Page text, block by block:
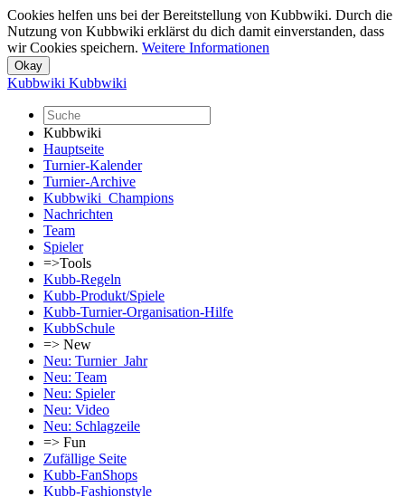
Cookies helfen uns bei der Bereitstellung von Kubbwiki. Durch die
Nutzung von Kubbwiki erklärst du dich damit einverstanden, dass
wir Cookies speichern. Weitere Informationen
Kubbwiki Kubbwiki
Kubbwiki
Hauptseite
Turnier-Kalender
Turnier-Archive
Kubbwiki_Champions
Nachrichten
Team
Spieler
=>Tools
Kubb-Regeln
Kubb-Produkt/Spiele
Kubb-Turnier-Organisation-Hilfe
KubbSchule
=> New
Neu: Turnier_Jahr
Neu: Team
Neu: Spieler
Neu: Video
Neu: Schlagzeile
=> Fun
Zufällige Seite
Kubb-FanShops
Kubb-Fashionstyle